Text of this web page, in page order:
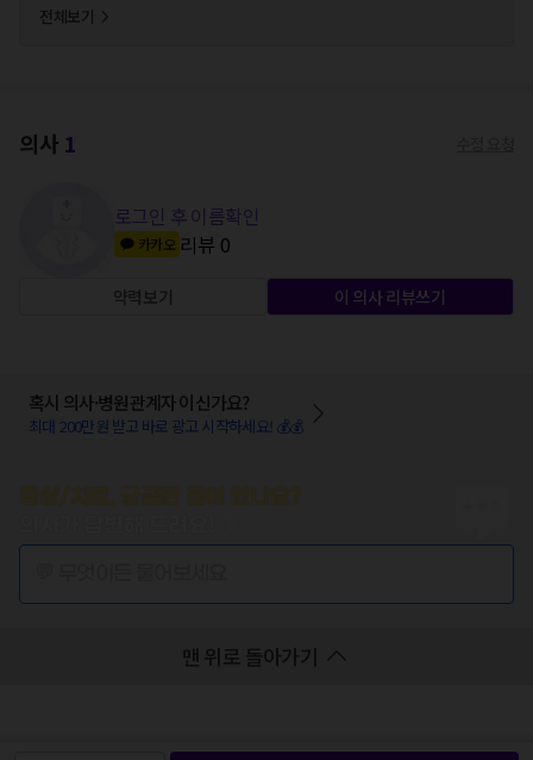
전체보기
의사 1
로그인 후 이름확인
카카오 리뷰 0
약력보기 이 의사 리뷰쓰기
혹시 의사·병원관계자 이신가요?
최대 200만원 받고 바로 광고 시작하세요! 💰💰
맨 위로 돌아가기